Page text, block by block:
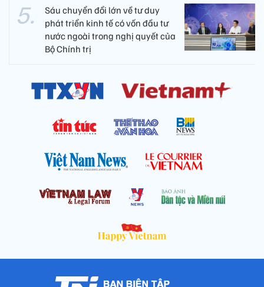
Sáu chuyển đổi lớn về tư duy
phát triển kinh tế có vốn đầu tư
nước ngoài trong nghị quyết của
Bộ Chính trị